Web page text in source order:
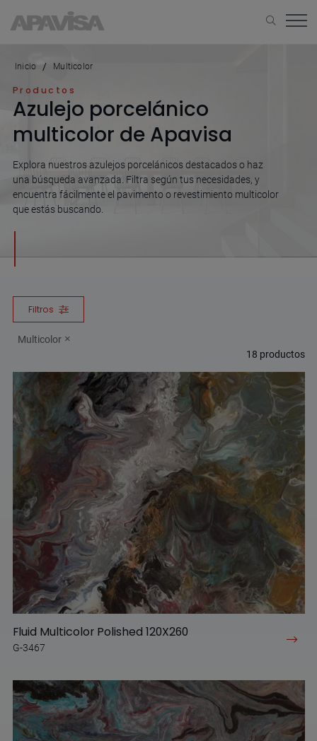
Inicio Multicolor
Productos
Azulejo porcelánico
multicolor de Apavisa
Explora nuestros azulejos porcelánicos destacados o haz
una búsqueda avanzada. Filtra según tus necesidades, y
encuentra fácilmente el pavimento o revestimiento multicolor
que estás buscando.
Filtros
Multicolor
18 productos
Fluid Multicolor Polished 120X260
G-3467